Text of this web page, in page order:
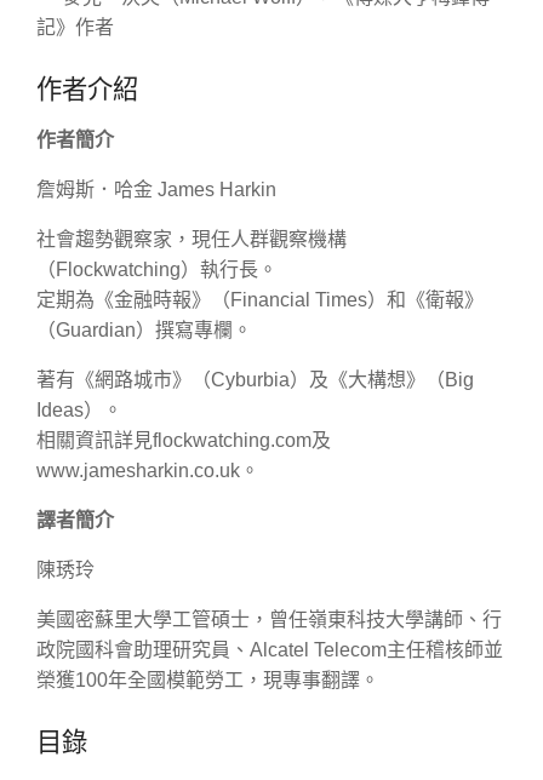
記》作者
作者介紹
作者簡介
詹姆斯．哈金 James Harkin
社會趨勢觀察家，現任人群觀察機構
（Flockwatching）執行長。
定期為《金融時報》（Financial Times）和《衛報》
（Guardian）撰寫專欄。
著有《網路城市》（Cyburbia）及《大構想》（Big
Ideas）。
相關資訊詳見flockwatching.com及
www.jamesharkin.co.uk。
譯者簡介
陳琇玲
美國密蘇里大學工管碩士，曾任嶺東科技大學講師、行
政院國科會助理研究員、Alcatel Telecom主任稽核師並
榮獲100年全國模範勞工，現專事翻譯。
目錄